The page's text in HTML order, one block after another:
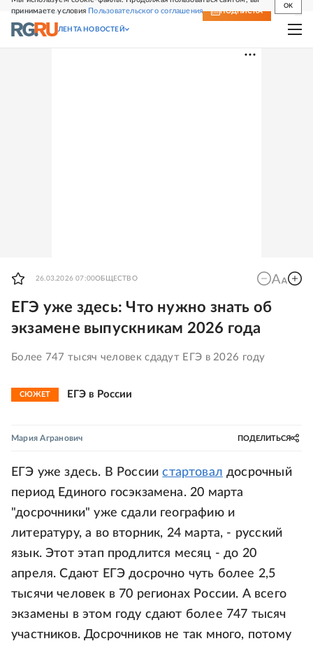
принимаете условия Пользовательского соглашения
OK
СВЕЖИЙ НОМЕР ПОДПИСКА
ЛЕНТА НОВОСТЕЙ
26.03.2026 07:00ОБЩЕСТВО
ЕГЭ уже здесь: Что нужно знать об
экзамене выпускникам 2026 года
Более 747 тысяч человек сдадут ЕГЭ в 2026 году
СЮЖЕТ ЕГЭ в России
Мария Агранович ПОДЕЛИТЬСЯ
ЕГЭ уже здесь. В Россиистартовал досрочный
период Единого госэкзамена. 20 марта
"досрочники" уже сдали географию и
литературу, а во вторник, 24 марта, - русский
язык. Этот этап продлится месяц - до 20
апреля. Сдают ЕГЭ досрочно чуть более 2,5
тысячи человек в 70 регионах России. А всего
экзамены в этом году сдают более 747 тысяч
участников. Досрочников не так много, потому